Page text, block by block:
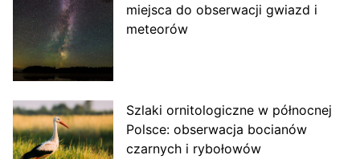
miejsca do obserwacji gwiazd i
meteorów
Szlaki ornitologiczne w północnej
Polsce: obserwacja bocianów
czarnych i rybołowów